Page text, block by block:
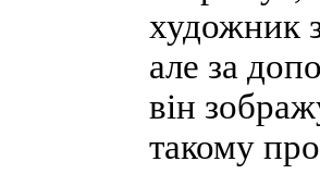
художник
але за
він
такому